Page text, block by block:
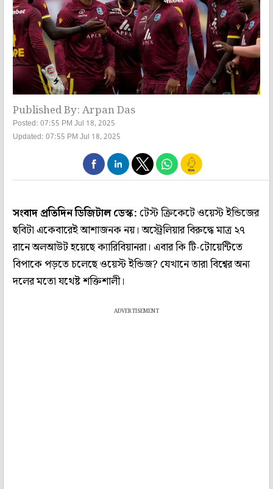
Published By: Arpan Das
Posted: 07:55 PM Jul 18, 2025
Updated: 07:55 PM Jul 18, 2025
সংবাদ প্রতিদিন ডিজিটাল ডেস্ক:টেস্ট ক্রিকেটে ওয়েস্ট ইন্ডিজের
ছবিটা একেবারেই আশাজনক নয়। অস্ট্রেলিয়ার বিরুদ্ধে মাত্র ২৭
রানে অলআউট হয়েছে ক্যারিবিয়ানরা। এবার কি টি-টোয়েন্টিতে
বিপাকে পড়তে চলেছে ওয়েস্ট ইন্ডিজ? যেখানে তারা বিশ্বের অন্য
দলের মতো যথেষ্ট শক্তিশালী।
ADVERTISEMENT